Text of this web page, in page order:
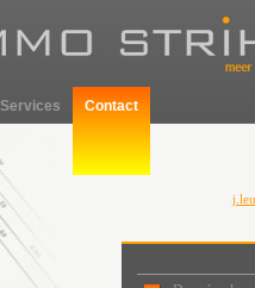
Services Contact